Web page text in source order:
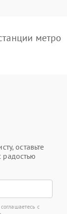
метро
оставьте
с